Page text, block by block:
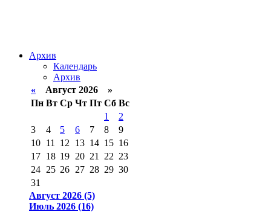
Архив
Календарь
Архив
« Август 2026 »
Пн Вт Ср Чт Пт Сб Вс
1
2
3
4 5 6 7 8
9
10 11 12 13 14 15 16
17 18 19 20 21 22 23
24 25 26 27 28 29 30
31
Август 2026 (5)
Июль 2026 (16)